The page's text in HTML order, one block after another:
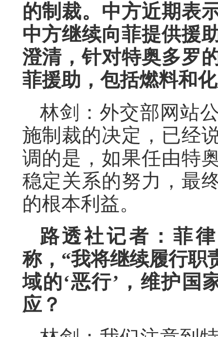
的制裁。中方近期表
中方继续向菲提供援
澄清，针对特奥多罗
菲援助，包括燃料和
林剑：外交部网站
施制裁的决定，已经
调的是，如果任由特
稳定关系的努力，最
的根本利益。
路透社记者：菲
称，“我将继续履行职
域的‘恶行’，维护国
应？